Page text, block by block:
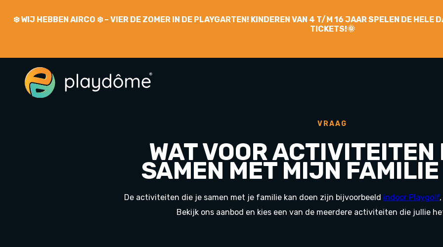
❄️WIJ HEBBEN AIRCO ❄️ – VIER DE ZOMER IN DE PLAYGARTEN! KINDEREN VAN 4 T/M 16 JAAR SPELEN DE HELE
TICKETS!🌞
VRAAG
WAT VOOR ACTIVITEITEN
SAMEN MET MIJN
De activiteiten die je samen met je familie kan doen zijn bijvoorbeeld indoor Playgolf,
Bekijk ons aanbod en kies een van de meerdere activiteiten die jullie